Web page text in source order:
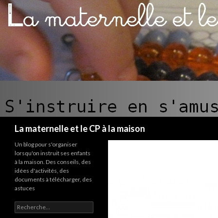
La maternelle et le CP à la maison
Un blog pour s'organiser
lorsqu'on instruit ses enfants
à la maison. Des conseils, des
idées d'activités, des
documents à télécharger, des
astuces
R
e